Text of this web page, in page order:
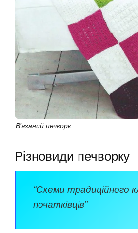
В’язаний печворк
Різновиди печворку
“Схеми традиційного
початківців”